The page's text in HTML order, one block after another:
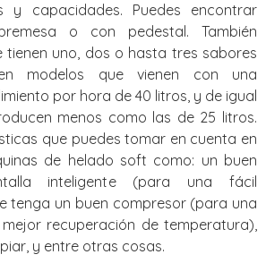
y capacidades. Puedes encontrar
o con pedestal. También
tienen uno, dos o hasta tres sabores
modelos que vienen con una
por hora de 40 litros, y de igual
menos como las de 25 litros.
que puedes tomar en cuenta en
de helado soft como: un buen
inteligente (para una fácil
tenga un buen compresor (para una
recuperación de temperatura),
y entre otras cosas.